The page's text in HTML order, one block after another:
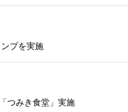
プを実施
つみき食堂」実施